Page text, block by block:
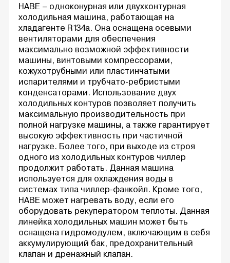
HABE – одноконурная или двухконтурная
холодильная машина, работающая на
хладагенте R134a. Она оснащена осевыми
вентиляторами для обеспечения
максимально возможной эффективности
машины, винтовыми компрессорами,
кожухотрубными или пластинчатыми
испарителями и трубчато-ребристыми
конденсаторами. Использование двух
холодильных контуров позволяет получить
максимальную производительность при
полной нагрузке машины, а также гарантирует
высокую эффективность при частичной
нагрузке. Более того, при выходе из строя
одного из холодильных контуров чиллер
продолжит работать. Данная машина
используется для охлаждения воды в
системах типа чиллер-фанкойл. Кроме того,
HABE может нагревать воду, если его
оборудовать рекуператором теплоты. Данная
линейка холодильных машин может быть
оснащена гидромодулем, включающим в себя
аккумулирующий бак, предохранительный
клапан и дренажный клапан.